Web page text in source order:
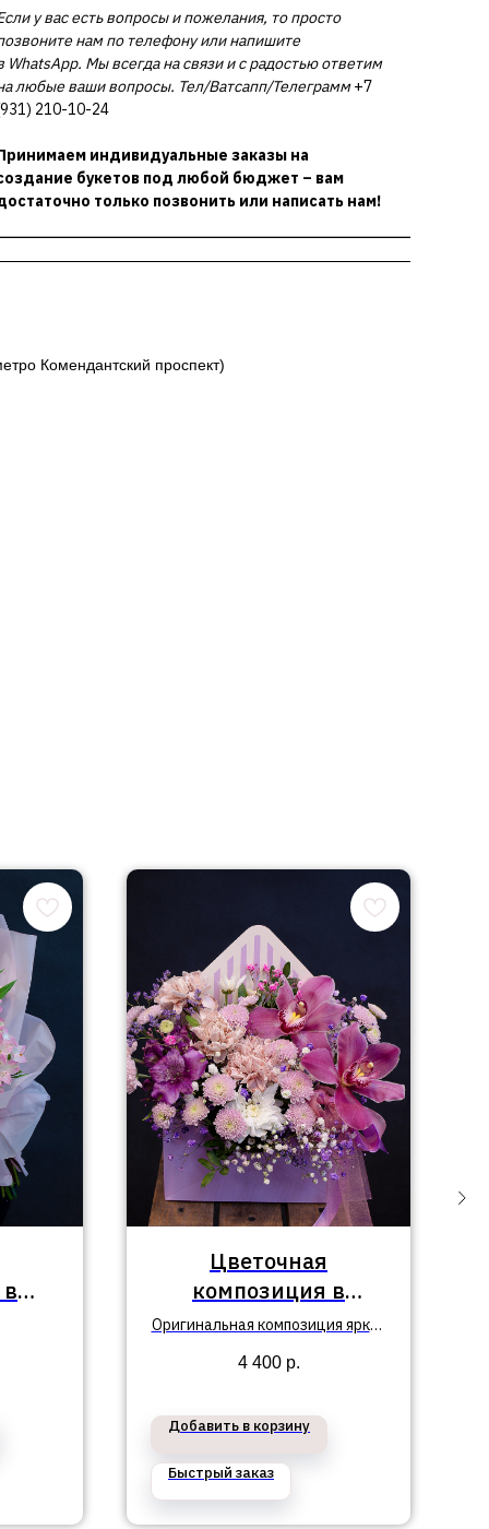
у вас есть вопросы и пожелания, то просто
нам по телефону или напишите
WhatsApp. Мы всегда на связи и с радостью ответим
любые ваши вопросы. Тел/Ватсапп/Телеграмм+7
210-10-24
индивидуальные заказы на
букетов под любой бюджет – вам
только позвонить или написать нам!
Комендантский проспект)
Цветочная
композиция в
Приморский район
№181
Оригинальная композиция ярких
Приморском районе СПб.
4 400 р.
Добавить в корзину
Быстрый заказ